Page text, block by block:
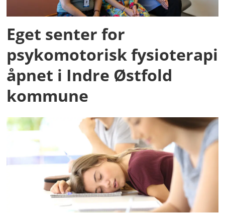
Eget senter for
psykomotorisk fysioterapi
åpnet i Indre Østfold
kommune